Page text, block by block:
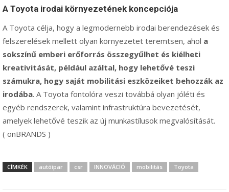
A Toyota irodai környezetének koncepciója
A Toyota célja, hogy a legmodernebb irodai berendezések és
felszerelések mellett olyan környezetet teremtsen, ahol a
sokszínű emberi erőforrás összegyűlhet és kiélheti
kreativitását, például azáltal, hogy lehetővé teszi
számukra, hogy saját mobilitási eszközeiket behozzák az
irodába. A Toyota fontolóra veszi továbbá olyan jóléti és
egyéb rendszerek, valamint infrastruktúra bevezetését,
amelyek lehetővé teszik az új munkastílusok megvalósítását.
( onBRANDS )
CÍMKÉK autóipar csr INNOVÁCIÓ mobilitás Toyota